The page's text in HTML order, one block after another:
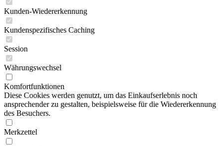
Kunden-Wiedererkennung
Kundenspezifisches Caching
Session
Währungswechsel
Komfortfunktionen
Diese Cookies werden genutzt, um das Einkaufserlebnis noch
ansprechender zu gestalten, beispielsweise für die Wiedererkennung
des Besuchers.
Merkzettel